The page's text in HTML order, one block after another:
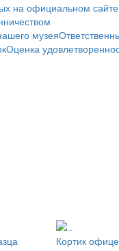
на официальном
музея
Оценка
Кортик